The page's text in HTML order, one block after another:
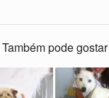
Também pode gostar